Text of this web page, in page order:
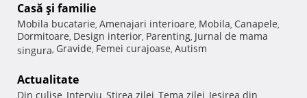
Casă şi familie
Mobila bucatarie, Amenajari interioare, Mobila, Canapele,
Dormitoare, Design interior, Parenting, Jurnal de mama
singura, Gravide, Femei curajoase, Autism
Actualitate
Din culise, Interviu, Stirea zilei, Tema zilei, Iesirea din